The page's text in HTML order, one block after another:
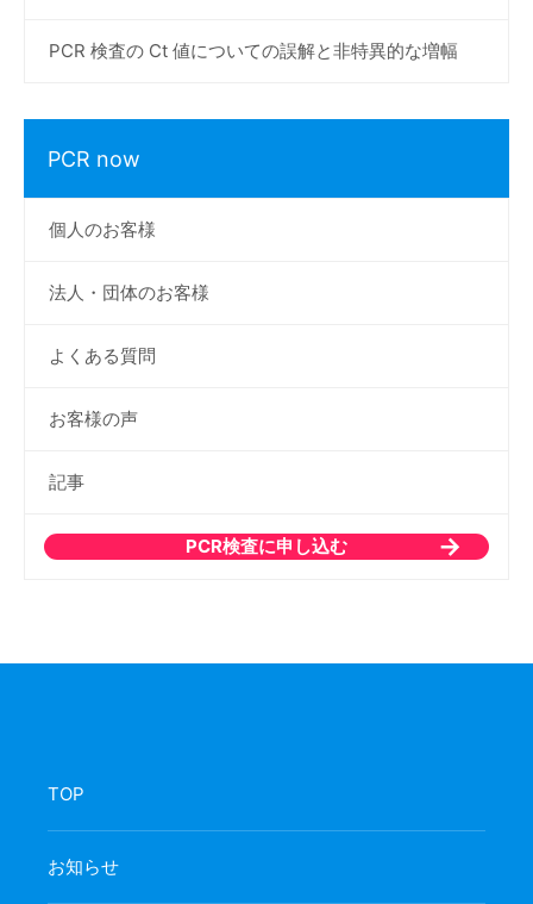
PCR 検査の Ct 値についての誤解と非特異的な増幅
PCR now
個人のお客様
法人・団体のお客様
よくある質問
お客様の声
記事
PCR検査に申し込む
TOP
お知らせ